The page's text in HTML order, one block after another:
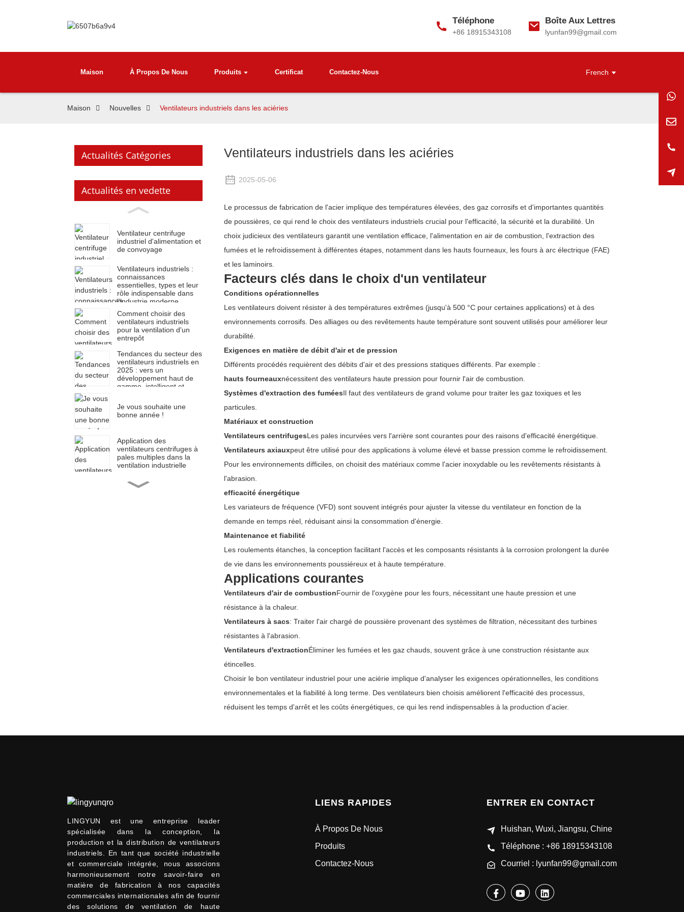
Téléphone
+86 18915343108
Boîte Aux Lettres
lyunfan99@gmail.com
Maison À Propos De Nous Produits Certificat Contactez-Nous French
Maison Nouvelles Ventilateurs industriels dans les aciéries
Actualités Catégories
Actualités en vedette
Ventilateur centrifuge
industriel d'alimentation et
de convoyage
Ventilateurs industriels :
connaissances
essentielles, types et leur
rôle indispensable dans
l’industrie moderne
Comment choisir des
ventilateurs industriels
pour la ventilation d'un
entrepôt
Tendances du secteur des
ventilateurs industriels en
2025 : vers un
développement haut de
gamme, intelligent et
Je vous souhaite une
bonne année !
Application des
ventilateurs centrifuges à
pales multiples dans la
ventilation industrielle
Garantir la sécurité et la
continuité : les
Ventilateurs industriels dans les aciéries
2025-05-06
Le processus de fabrication de l'acier implique des températures élevées, des gaz corrosifs et d'importantes quantités
de poussières, ce qui rend le choix des ventilateurs industriels crucial pour l'efficacité, la sécurité et la durabilité. Un
choix judicieux des ventilateurs garantit une ventilation efficace, l'alimentation en air de combustion, l'extraction des
fumées et le refroidissement à différentes étapes, notamment dans les hauts fourneaux, les fours à arc électrique (FAE)
et les laminoirs.
Facteurs clés dans le choix d'un ventilateur
Conditions opérationnelles
Les ventilateurs doivent résister à des températures extrêmes (jusqu'à 500 °C pour certaines applications) et à des
environnements corrosifs. Des alliages ou des revêtements haute température sont souvent utilisés pour améliorer leur
durabilité.
Exigences en matière de débit d'air et de pression
Différents procédés requièrent des débits d'air et des pressions statiques différents. Par exemple :
hauts fourneauxnécessitent des ventilateurs haute pression pour fournir l'air de combustion.
Systèmes d'extraction des fuméesIl faut des ventilateurs de grand volume pour traiter les gaz toxiques et les
particules.
Matériaux et construction
Ventilateurs centrifugesLes pales incurvées vers l'arrière sont courantes pour des raisons d'efficacité énergétique.
Ventilateurs axiauxpeut être utilisé pour des applications à volume élevé et basse pression comme le refroidissement.
Pour les environnements difficiles, on choisit des matériaux comme l'acier inoxydable ou les revêtements résistants à
l'abrasion.
efficacité énergétique
Les variateurs de fréquence (VFD) sont souvent intégrés pour ajuster la vitesse du ventilateur en fonction de la
demande en temps réel, réduisant ainsi la consommation d'énergie.
Maintenance et fiabilité
Les roulements étanches, la conception facilitant l'accès et les composants résistants à la corrosion prolongent la durée
de vie dans les environnements poussiéreux et à haute température.
Applications courantes
Ventilateurs d'air de combustionFournir de l'oxygène pour les fours, nécessitant une haute pression et une
résistance à la chaleur.
Ventilateurs à sacs: Traiter l'air chargé de poussière provenant des systèmes de filtration, nécessitant des turbines
résistantes à l'abrasion.
Ventilateurs d'extractionÉliminer les fumées et les gaz chauds, souvent grâce à une construction résistante aux
étincelles.
Choisir le bon ventilateur industriel pour une aciérie implique d'analyser les exigences opérationnelles, les conditions
environnementales et la fiabilité à long terme. Des ventilateurs bien choisis améliorent l'efficacité des processus,
réduisent les temps d'arrêt et les coûts énergétiques, ce qui les rend indispensables à la production d'acier.
LINGYUN est une entreprise leader
spécialisée dans la conception, la
production et la distribution de ventilateurs
industriels. En tant que société industrielle
et commerciale intégrée, nous associons
harmonieusement notre savoir-faire en
matière de fabrication à nos capacités
commerciales internationales afin de fournir
des solutions de ventilation de haute
LIENS RAPIDES
À Propos De Nous
Produits
Contactez-Nous
ENTRER EN CONTACT
Huishan, Wuxi, Jiangsu, Chine
Téléphone : +86 18915343108
Courriel : lyunfan99@gmail.com